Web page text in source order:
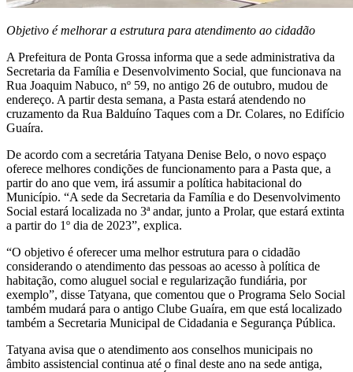
Objetivo é melhorar a estrutura para atendimento ao cidadão
A Prefeitura de Ponta Grossa informa que a sede administrativa da
Secretaria da Família e Desenvolvimento Social, que funcionava na
Rua Joaquim Nabuco, nº 59, no antigo 26 de outubro, mudou de
endereço. A partir desta semana, a Pasta estará atendendo no
cruzamento da Rua Balduíno Taques com a Dr. Colares, no Edifício
Guaíra.
De acordo com a secretária Tatyana Denise Belo, o novo espaço
oferece melhores condições de funcionamento para a Pasta que, a
partir do ano que vem, irá assumir a política habitacional do
Município. “A sede da Secretaria da Família e do Desenvolvimento
Social estará localizada no 3ª andar, junto a Prolar, que estará extinta
a partir do 1º dia de 2023”, explica.
“O objetivo é oferecer uma melhor estrutura para o cidadão
considerando o atendimento das pessoas ao acesso à política de
habitação, como aluguel social e regularização fundiária, por
exemplo”, disse Tatyana, que comentou que o Programa Selo Social
também mudará para o antigo Clube Guaíra, em que está localizado
também a Secretaria Municipal de Cidadania e Segurança Pública.
Tatyana avisa que o atendimento aos conselhos municipais no
âmbito assistencial continua até o final deste ano na sede antiga,